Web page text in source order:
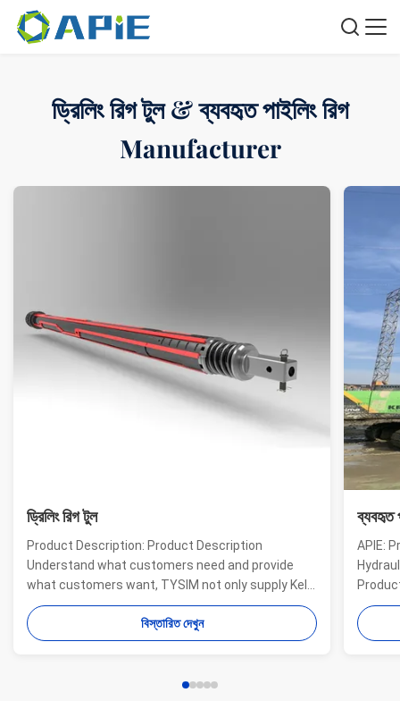
ড্রিলিং রিগ টুল & ব্যবহৃত পাইলিং রিগ
Manufacturer
ড্রিলিং রিগ টুল
Product Description: Product Description
Understand what customers need and provide
what customers want, TYSIM not only supply Kelly
bars for drill rigs of world’s top brands, but also
provide one-stop solution for the world foundation
construction users. While providing customized
বিস্তারিত দেখুন
ব্যবহৃত
APIE:
offer